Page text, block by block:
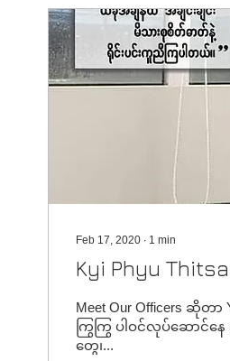
Feb 17, 2020 ∙ 1 min
Kyi Phyu
Meet Our Officers ဆိုတာ
ကြွကြွ ပါဝင်လုပ်ဆောင်
တွေ၊...